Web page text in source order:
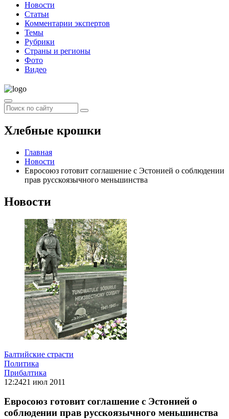
Новости
Статьи
Комментарии экспертов
Темы
Рубрики
Страны и регионы
Фото
Видео
Хлебные крошки
Главная
Новости
Евросоюз готовит соглашение с Эстонией о соблюдении
прав русскоязычного меньшинства
Новости
Балтийские страсти
Политика
Прибалтика
12:2421 июл 2011
Евросоюз готовит соглашение с Эстонией о
соблюдении прав русскоязычного меньшинства